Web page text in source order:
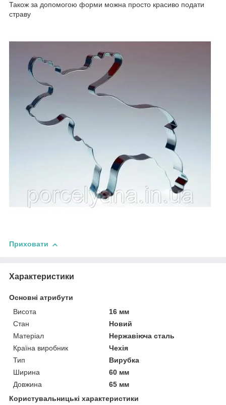
Також за допомогою форми можна просто красиво подати
страву
Приховати
Характеристики
Основні атрибути
Висота
16 мм
Стан
Новий
Матеріал
Нержавіюча сталь
Країна виробник
Чехія
Тип
Вирубка
Ширина
60 мм
Довжина
65 мм
Користувальницькі характеристики